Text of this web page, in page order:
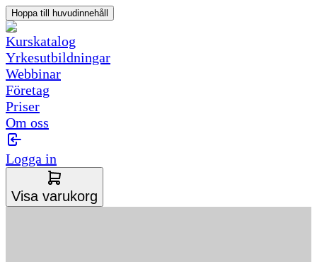
Hoppa till huvudinnehåll
Kurskatalog
Yrkesutbildningar
Webbinar
Företag
Priser
Om oss
Logga in
Visa varukorg